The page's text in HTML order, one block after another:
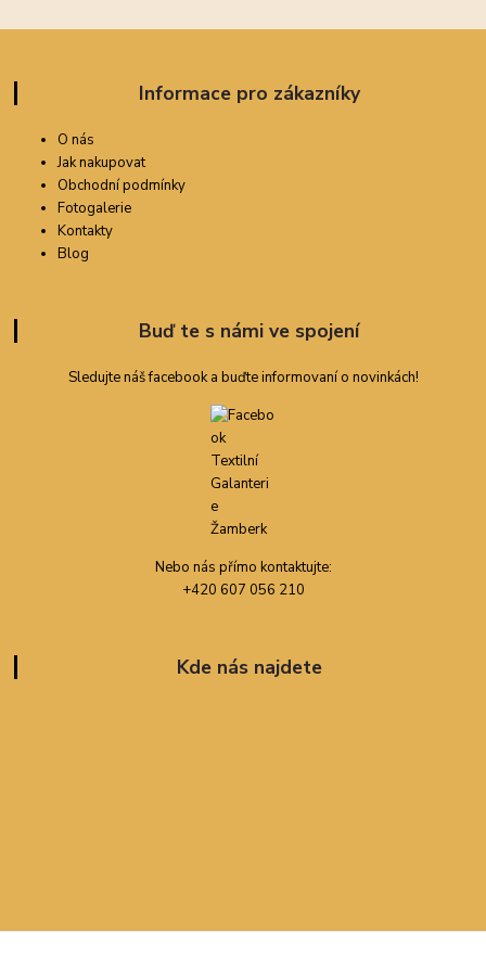
Informace pro zákazníky
O nás
Jak nakupovat
Obchodní podmínky
Fotogalerie
Kontakty
Blog
Buď te s námi ve spojení
Sledujte náš facebook a buďte informovaní o novinkách!
Nebo nás přímo kontaktujte:
+420 607 056 210
Kde nás najdete